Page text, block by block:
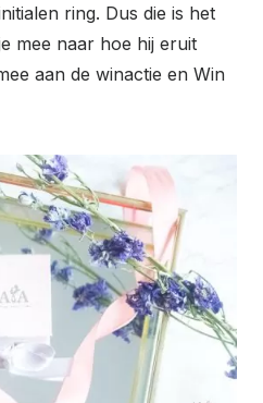
ring. Dus die is het
mee naar hoe hij eruit
aan de winactie en Win